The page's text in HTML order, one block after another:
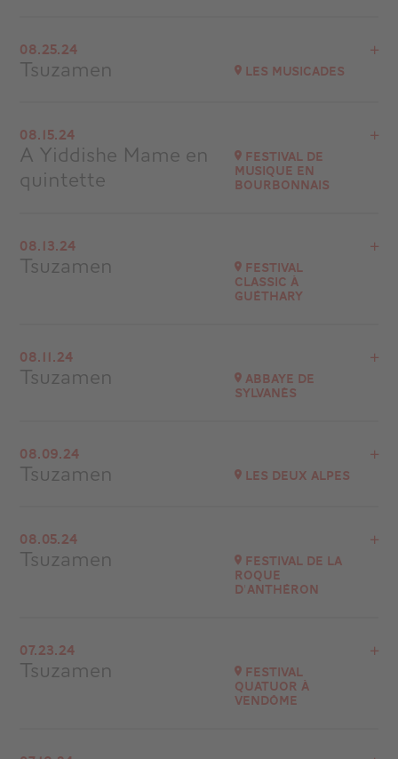
Fürst-Pückler-Museum - Park und Schloss Branitz
08.25.24
Tsuzamen Les Musicades
Romans-sur-Isère
at 20H30
Go to site
08.15.24
A Yiddishe Mame en
quintette
Festival de
musique en
Bourbonnais
Festival de musique en Bourbonnais
08.13.24
Tsuzamen Festival
Classic à
Guéthary
Eglise Notre-Dame de l’Assomption
Bidart (64210)
08.11.24
Tsuzamen Abbaye de
Sylvanès
Festival Abbaye de Sylvanès
at21H00
08.09.24
Tsuzamen Les Deux Alpes
Les Deux Alpes
08.05.24
Tsuzamen Festival de la
Roque
d'Anthéron
Château Bas de Mimet (13)
at21H00
07.23.24
Tsuzamen Festival
Quatuor à
Vendôme